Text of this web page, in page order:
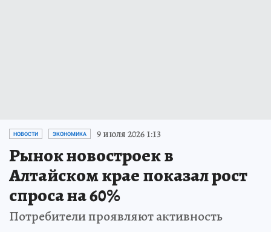
НОВОСТИ ЭКОНОМИКА 9 июля 2026 1:13
Рынок новостроек в
Алтайском крае показал рост
спроса на 60%
Потребители проявляют активность